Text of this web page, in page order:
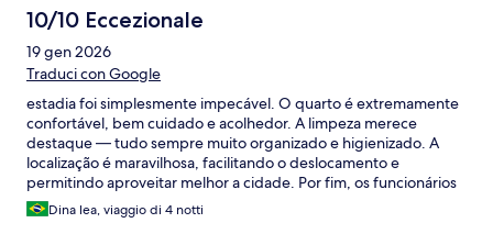
10/10 Eccezionale
19 gen 2026
Traduci con Google
estadia foi simplesmente impecável. O quarto é extremamente
confortável, bem cuidado e acolhedor. A limpeza merece
destaque — tudo sempre muito organizado e higienizado. A
localização é maravilhosa, facilitando o deslocamento e
permitindo aproveitar melhor a cidade. Por fim, os funcionários
são super atenciosos, educados e sempre dispostos a ajudar, o
que fez toda a diferença na experiência. Sem dúvida, um hotel
Dina lea, viaggio di 4 notti